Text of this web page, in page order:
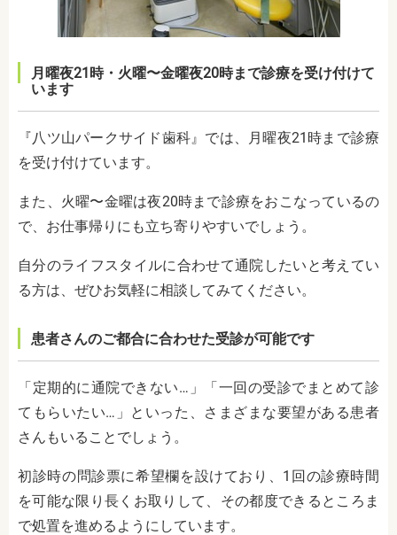
月曜夜21時・火曜〜金曜夜20時まで診療を受け付けて
います
『八ツ山パークサイド歯科』では、月曜夜21時まで診療
を受け付けています。
また、火曜〜金曜は夜20時まで診療をおこなっているの
で、お仕事帰りにも立ち寄りやすいでしょう。
自分のライフスタイルに合わせて通院したいと考えてい
る方は、ぜひお気軽に相談してみてください。
患者さんのご都合に合わせた受診が可能です
「定期的に通院できない…」「一回の受診でまとめて診
てもらいたい…」といった、さまざまな要望がある患者
さんもいることでしょう。
初診時の問診票に希望欄を設けており、1回の診療時間
を可能な限り長くお取りして、その都度できるところま
で処置を進めるようにしています。